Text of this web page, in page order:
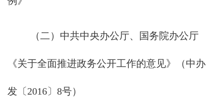
（二）中共中央办公厅、国务院办公厅
《关于全面推进政务公开工作的意见》（中办
发〔2016〕8号）